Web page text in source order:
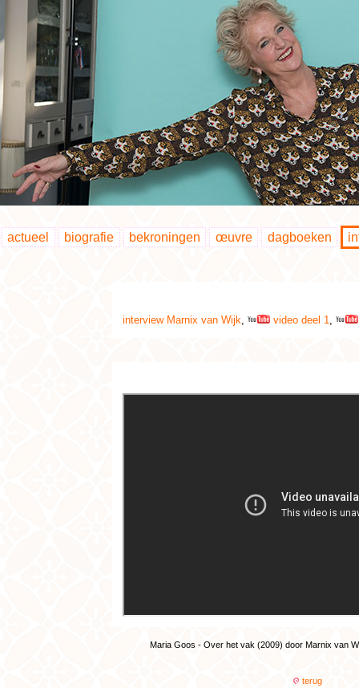
actueel biografie bekroningen œuvre dagboeken
interview Marnix van Wijk, video deel 1,
Maria Goos - Over het vak (2009) door Marnix van
terug